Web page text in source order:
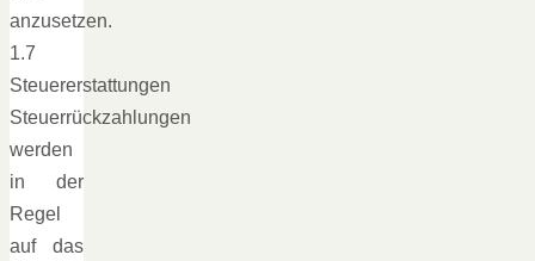
anzusetzen.
1.7
Steuererstattungen
Steuerrückzahlungen
werden
in der
Regel
auf das